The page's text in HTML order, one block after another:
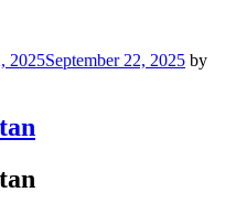
2025September 22, 2025 by